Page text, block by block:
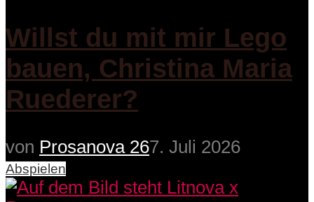
Willst du mit mir Lego
bauen, Christina Maria
Ruederer?
von Prosanova 267. Juli 2026
Abspielen